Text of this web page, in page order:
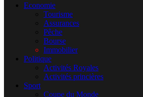
Economie
Tourisme
Assurances
Pêche
Bourse
Immobilier
Politique
Activités Royales
Activités princières
Sport
Coupe du Monde